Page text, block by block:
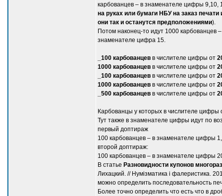
карбованцев – в знаменателе цифры
на руках или бумаги НБУ на заказ
они так и останутся предположениями).
Потом наконец-то идут 1000
знаменателе цифра 15.
_100 карбованцев в числителе цифры от
1000 карбованцев в числителе цифры от
_100 карбованцев в числителе цифры от
1000 карбованцев в числителе цифры от
_500 карбованцев в числителе цифры от
Карбованцы у которых в числителе
Тут также в знаменателе цифры идут по
первый доптираж
100 карбованцев – в знаменателе цифры
второй доптираж:
100 карбованцев – в знаменателе цифры
В статье Разновидности купонов
Лихацкий. // Нумізматика і фалеристика.
можно определить последовательность
Более точно определить что есть что в